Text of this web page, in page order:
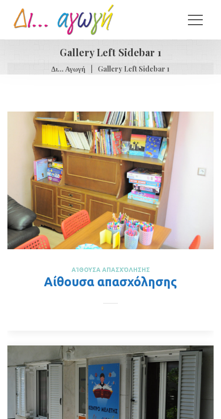
Gallery Left Sidebar 1
Δι... Αγωγή Gallery Left Sidebar 1
ΑΊΘΟΥΣΑ ΑΠΑΣΧΌΛΗΣΗΣ
Αίθουσα απασχόλησης